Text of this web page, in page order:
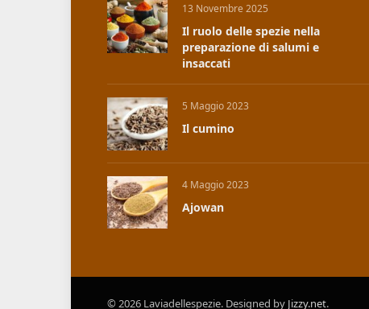
13 Novembre 2025
Il ruolo delle spezie nella
preparazione di salumi e
insaccati
5 Maggio 2023
Il cumino
4 Maggio 2023
Ajowan
© 2026 Laviadellespezie. Designed by Jizzy.net.